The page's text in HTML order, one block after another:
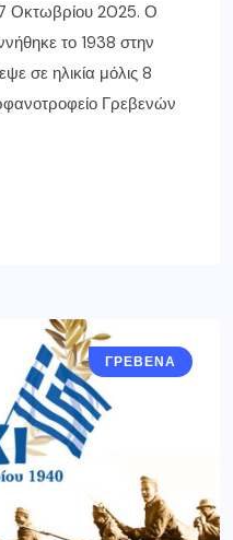
Οκτωβρίου 2025. Ο
το 1938 στην
σε ηλικία μόλις 8
Γρεβενών
ΓΡΕΒΕΝΑ